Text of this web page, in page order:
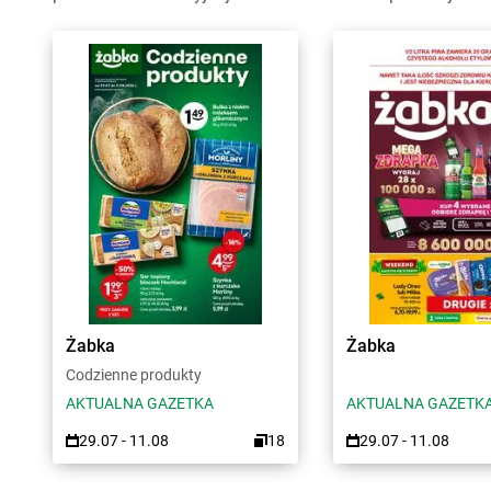
Żabka
Codzienne produkty
AKTUALNA GAZETKA
29.07 - 11.08 18
Żabka
AKTUALNA
29.07 - 11.08